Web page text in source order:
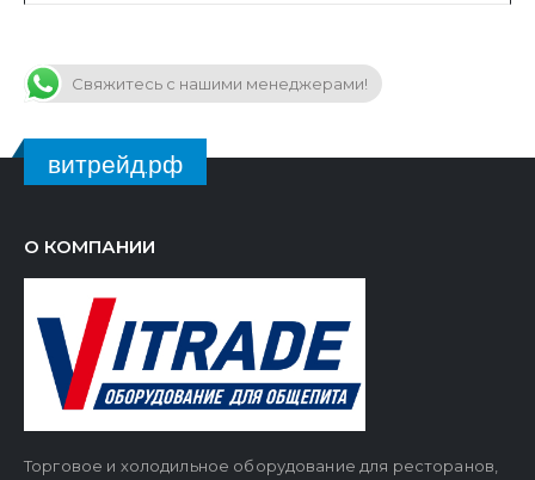
Свяжитесь с нашими менеджерами!
витрейд.рф
О КОМПАНИИ
Торговое и холодильное оборудование для ресторанов,